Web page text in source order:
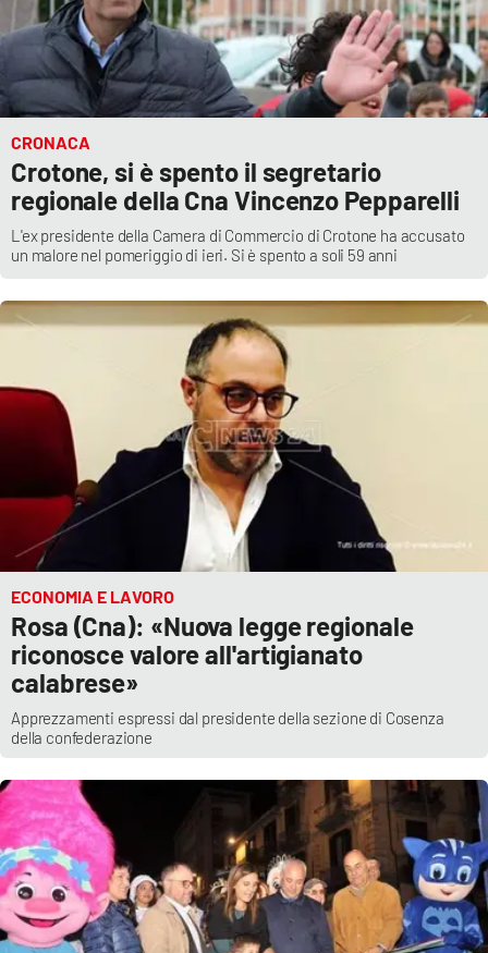
CRONACA
Crotone, si è spento il segretario
regionale della Cna Vincenzo Pepparelli
L'ex presidente della Camera di Commercio di Crotone ha accusato
un malore nel pomeriggio di ieri. Si è spento a soli 59 anni
ECONOMIA E LAVORO
Rosa (Cna): «Nuova legge regionale
riconosce valore all'artigianato
calabrese»
Apprezzamenti espressi dal presidente della sezione di Cosenza
della confederazione